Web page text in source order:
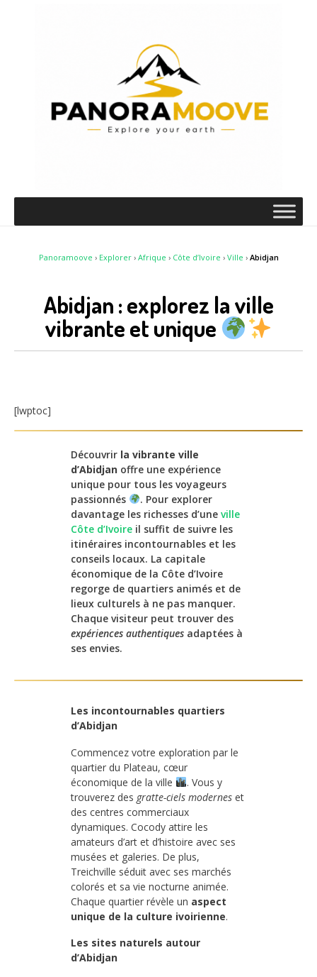
Panoramoove › Explorer› Afrique › Côte d’Ivoire › Ville › Abidjan
Abidjan : explorez la ville
vibrante et unique
[lwptoc]
Découvrir la vibrante ville
d’Abidjan offre une expérience
unique pour tous les voyageurs
passionnés
. Pour explorer
davantage les richesses d’une ville
Côte d’Ivoire il suffit de suivre les
itinéraires incontournables et les
conseils locaux. La capitale
économique de la Côte d’Ivoire
regorge de quartiers animés et de
lieux culturels à ne pas manquer.
Chaque visiteur peut trouver des
expériences authentiques adaptées à
ses envies.
Les incontournables quartiers
d’Abidjan
Commencez votre exploration par le
quartier du Plateau, cœur
économique de la ville
. Vous y
trouverez des gratte-ciels modernes et
des centres commerciaux
dynamiques. Cocody attire les
amateurs d’art et d’histoire avec ses
musées et galeries. De plus,
Treichville séduit avec ses marchés
colorés et sa vie nocturne animée.
Chaque quartier révèle un aspect
unique de la culture ivoirienne.
Les sites naturels autour
d’Abidjan